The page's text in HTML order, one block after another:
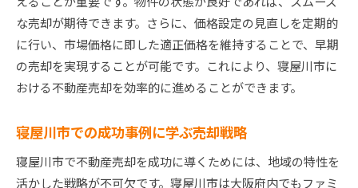
な売却が期待できます。さらに、価格設定の見直しを定期的
に行い、市場価格に即した適正価格を維持することで、早期
の売却を実現することが可能です。これにより、寝屋川市に
おける不動産売却を効率的に進めることができます。
寝屋川市での成功事例に学ぶ売却戦略
寝屋川市で不動産売却を成功に導くためには、地域の特性を
活かした戦略が不可欠です。寝屋川市は大阪府内でもファミ